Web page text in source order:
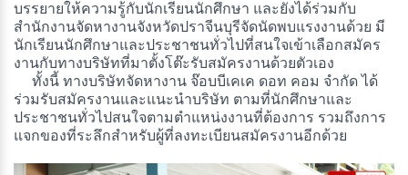
บรรยายให้ความรู้กับนักเรียนนักศึกษา และยังได้ร่วมกับ
สำนักงานจัดหางานจังหวัดปราจีนบุรีจัดนัดพบแรงงานด้วย มี
นักเรียนนักศึกษาและประชาชนทั่วไปที่สนใจเข้าเลือกสมัคร
งานกับทางบริษัทที่มาตั้งโต๊ะรับสมัครงานด้วยตัวเอง
ทั้งนี้ ทางบริษัทจัดหางาน จ๊อบบีเคเค ดอท คอม จำกัด ได้
ร่วมรับสมัครงานและแนะนำบริษัท ตามที่นักศึกษาและ
ประชาชนทั่วไปสนใจตามตำแหน่งงานที่ต้องการ รวมถึงการ
แจกของที่ระลึกสำหรับผู้ที่ลงทะเบียนสมัครงานอีกด้วย